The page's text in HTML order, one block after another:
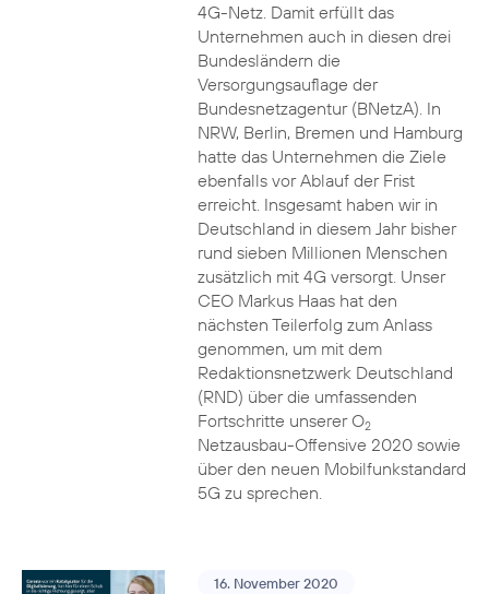
4G-Netz. Damit erfüllt das
Unternehmen auch in diesen drei
Bundesländern die
Versorgungsauflage der
Bundesnetzagentur (BNetzA). In
NRW, Berlin, Bremen und Hamburg
hatte das Unternehmen die Ziele
ebenfalls vor Ablauf der Frist
erreicht. Insgesamt haben wir in
Deutschland in diesem Jahr bisher
rund sieben Millionen Menschen
zusätzlich mit 4G versorgt. Unser
CEO Markus Haas hat den
nächsten Teilerfolg zum Anlass
genommen, um mit dem
Redaktionsnetzwerk Deutschland
(RND) über die umfassenden
Fortschritte unserer O2
Netzausbau-Offensive 2020 sowie
über den neuen Mobilfunkstandard
5G zu sprechen.
16. November 2020